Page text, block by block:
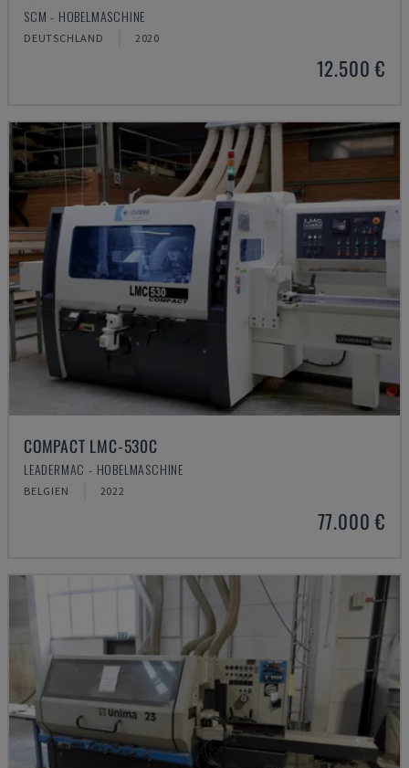
SCM - HOBELMASCHINE
DEUTSCHLAND 2020
12.500 €
COMPACT LMC-530C
LEADERMAC - HOBELMASCHINE
BELGIEN 2022
77.000 €